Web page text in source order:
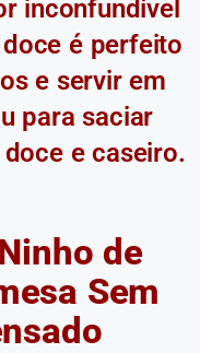
inconfundível
é perfeito
e servir em
para saciar
e caseiro.
de
Sem